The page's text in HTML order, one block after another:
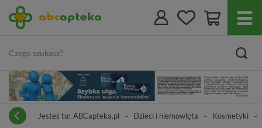
Jesteś tu: ABCapteka.pl Dzieci i niemowlęta Kosmetyki